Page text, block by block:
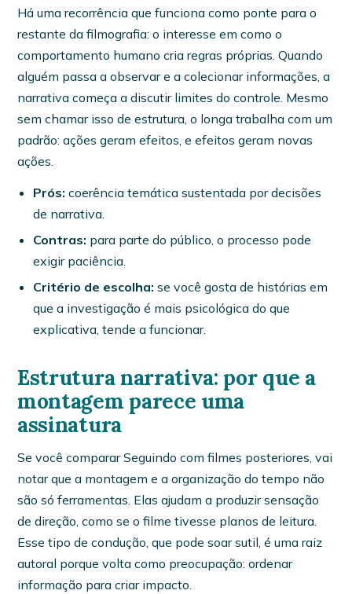
Há uma recorrência que funciona como ponte para o
restante da filmografia: o interesse em como o
comportamento humano cria regras próprias. Quando
alguém passa a observar e a colecionar informações, a
narrativa começa a discutir limites do controle. Mesmo
sem chamar isso de estrutura, o longa trabalha com um
padrão: ações geram efeitos, e efeitos geram novas
ações.
Prós: coerência temática sustentada por decisões
de narrativa.
Contras: para parte do público, o processo pode
exigir paciência.
Critério de escolha: se você gosta de histórias em
que a investigação é mais psicológica do que
explicativa, tende a funcionar.
Estrutura narrativa: por que a
montagem parece uma
assinatura
Se você comparar Seguindo com filmes posteriores, vai
notar que a montagem e a organização do tempo não
são só ferramentas. Elas ajudam a produzir sensação
de direção, como se o filme tivesse planos de leitura.
Esse tipo de condução, que pode soar sutil, é uma raiz
autoral porque volta como preocupação: ordenar
informação para criar impacto.